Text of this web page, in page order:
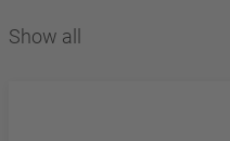
Show all